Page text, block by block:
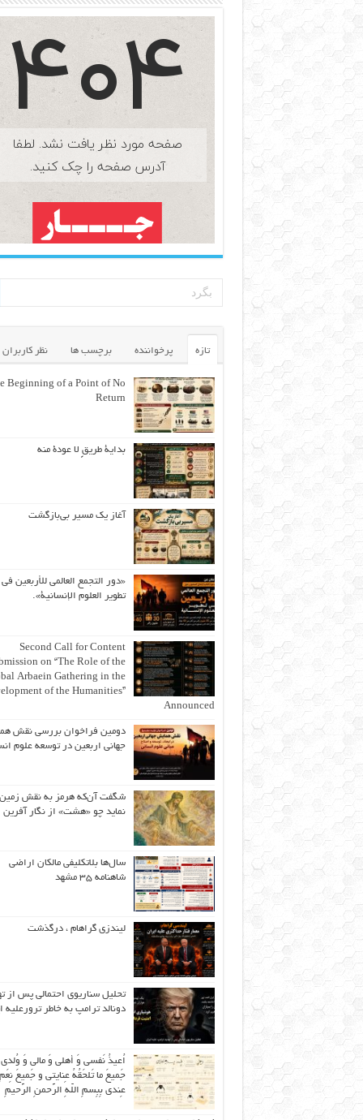
تازه پرخواننده برچسب ها نظر کاربران
Beginning of a Point of No
Return
بداية طريقٍ لا عودة منه
آغاز یک مسیر بی‌بازگشت
«دور التجمع العالمي للأربعين في
تطوير العلوم الإنسانية».
Second Call for Content
on “The Role of the
Arbaein Gathering in the
of the Humanities”
Announced
دومین فراخوان بررسی نقش
جهانی اربعین در توسعه علوم
شگفت آن‌که هرمز به نقش زمین
نماید چو «هشت» از نگار آفرین
سال‌ها بلاتکلیفی مالکان اراضی
شاهنامه ۳۵ مشهد
لیندزی گراهام ، درگذشت
تحلیل سناریوی احتمالی پس از
دونالد ترامپ به خاطر ترورعلیه
اُعیذُ نَفسی وَ أهلی وَ مالی وَ
جَمیعَ ما تَلحَقُهُ عِنایتی و جَمیعَ نِعَمِ
عِندی بِبِسمِ اللّهِ الرَّحمنِ الرَّحیمِ